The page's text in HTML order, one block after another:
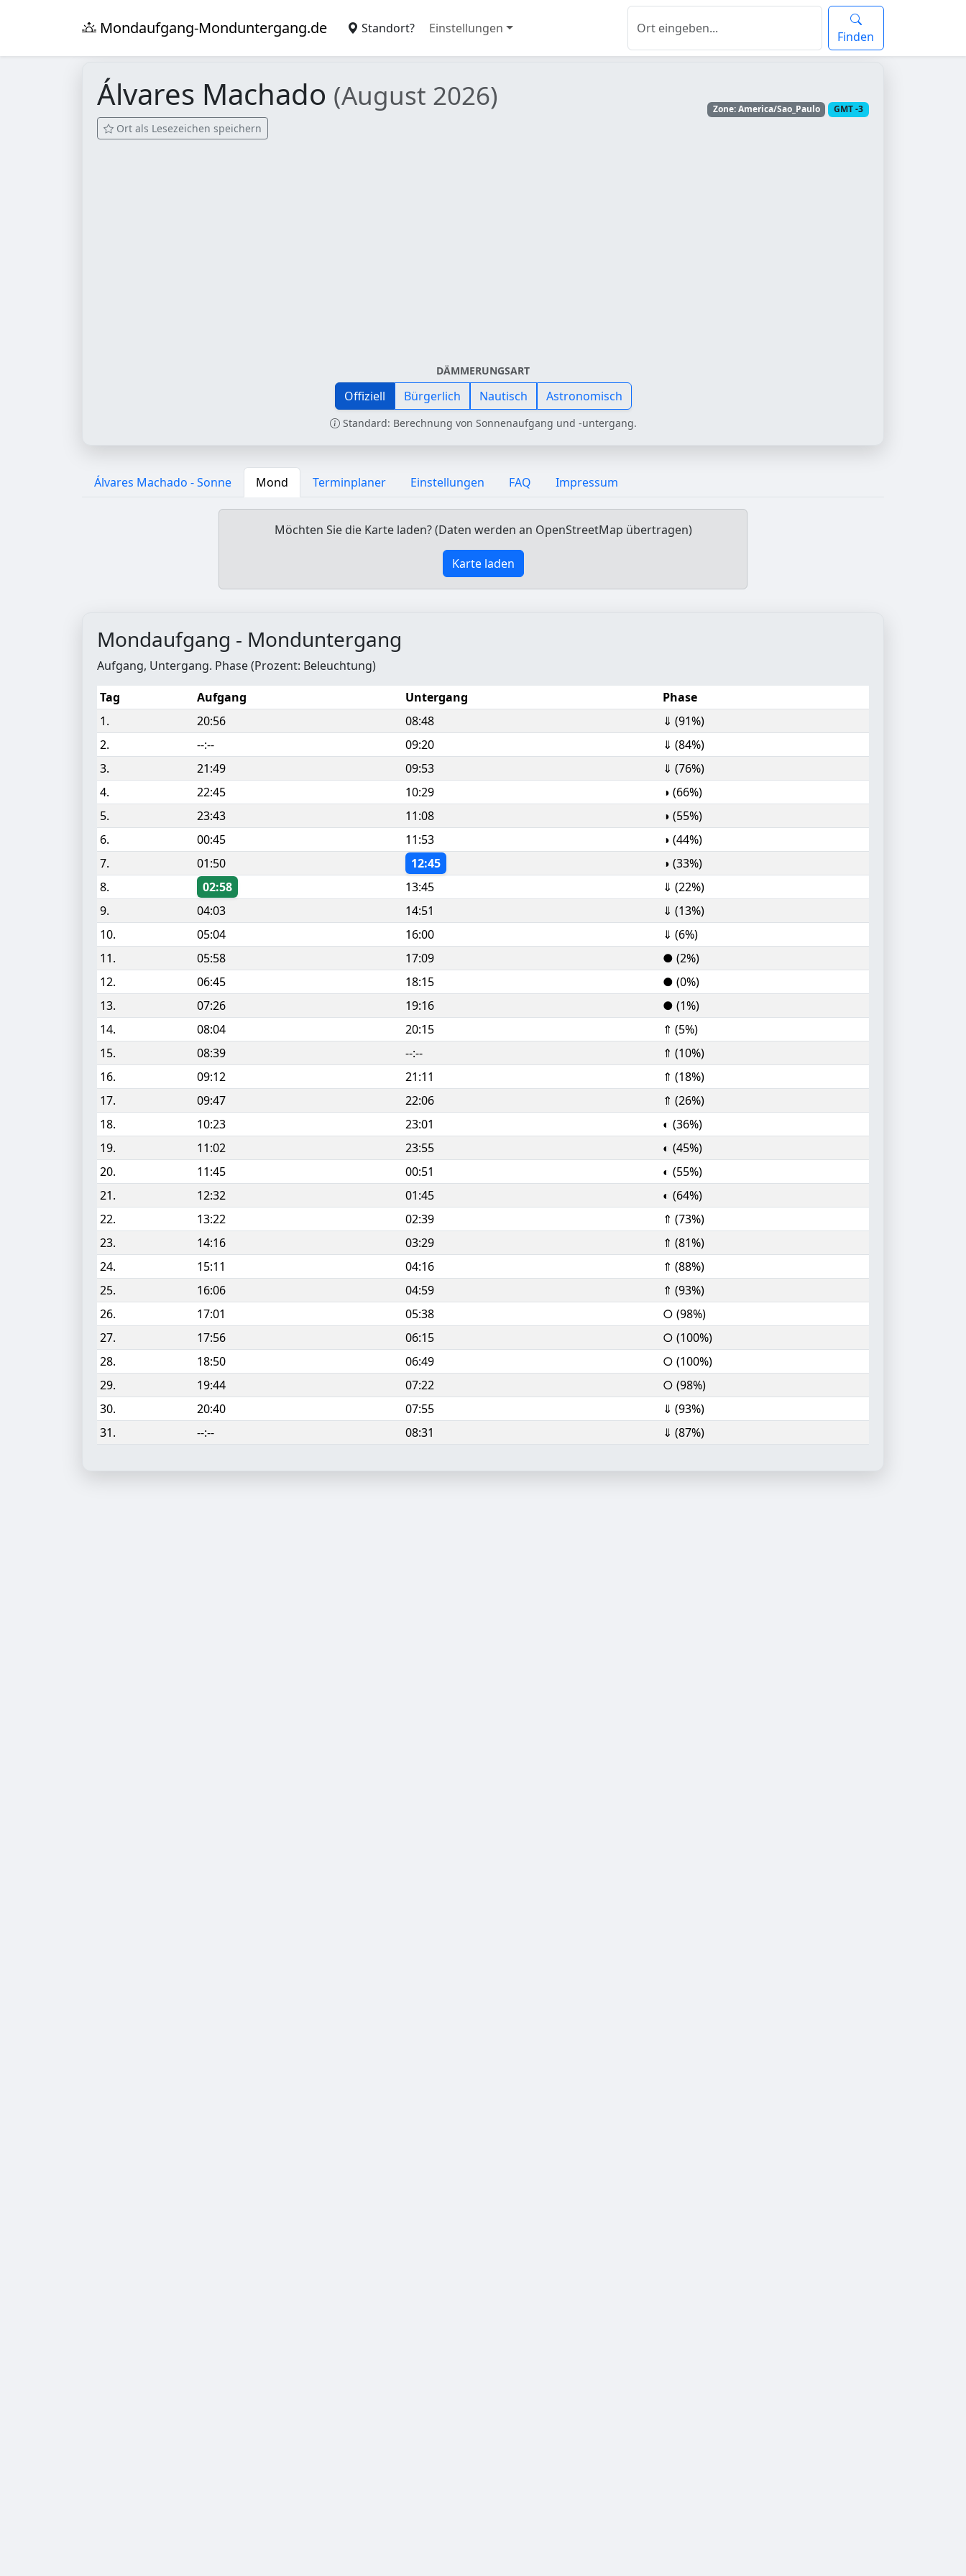
Mondaufgang-Monduntergang.de Standort? Einstellungen
Finden
Álvares Machado (August 2026)
Ort als Lesezeichen speichern
Zone: America/Sao_Paulo GMT -3
DÄMMERUNGSART
Offiziell Bürgerlich Nautisch Astronomisch
Standard: Berechnung von Sonnenaufgang und -untergang.
Álvares Machado - Sonne Mond Terminplaner Einstellungen FAQ Impressum
Möchten Sie die Karte laden? (Daten werden an OpenStreetMap übertragen)
Karte laden
Mondaufgang - Monduntergang
Aufgang, Untergang. Phase (Prozent: Beleuchtung)
Tag
Aufgang Untergang
Phase
1.
20:56 08:48
⇓ (91%)
2.
--:-- 09:20
⇓ (84%)
3.
21:49 09:53
⇓ (76%)
4.
22:45 10:29
◑ (66%)
5.
23:43 11:08
◑ (55%)
6.
00:45 11:53
◑ (44%)
7.
01:50 12:45
◑ (33%)
8.
02:58 13:45
⇓ (22%)
9.
04:03 14:51
⇓ (13%)
10.
05:04 16:00
⇓ (6%)
11.
05:58 17:09
● (2%)
12.
06:45 18:15
● (0%)
13.
07:26 19:16
● (1%)
14.
08:04 20:15
⇑ (5%)
15.
08:39 --:--
⇑ (10%)
16.
09:12 21:11
⇑ (18%)
17.
09:47 22:06
⇑ (26%)
18.
10:23 23:01
◐ (36%)
19.
11:02 23:55
◐ (45%)
20.
11:45 00:51
◐ (55%)
21.
12:32 01:45
◐ (64%)
22.
13:22 02:39
⇑ (73%)
23.
14:16 03:29
⇑ (81%)
24.
15:11 04:16
⇑ (88%)
25.
16:06 04:59
⇑ (93%)
26.
17:01 05:38
○ (98%)
27.
17:56 06:15
○ (100%)
28.
18:50 06:49
○ (100%)
29.
19:44 07:22
○ (98%)
30.
20:40 07:55
⇓ (93%)
31.
--:-- 08:31 ⇓ (87%)